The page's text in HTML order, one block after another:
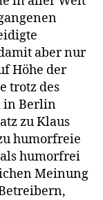
aber nur
Höhe der
trotz des
in Berlin
zu Klaus
humorfreie
humorfrei
Meinung